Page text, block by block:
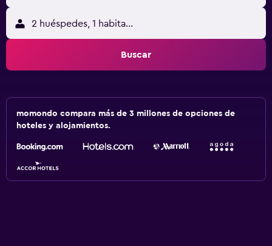
2 huéspedes, 1 habitación
Buscar
momondo compara más de 3 millones de opciones de
hoteles y alojamientos.